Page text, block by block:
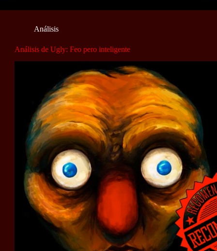
Análisis
Análisis de Ugly: Feo pero inteligente